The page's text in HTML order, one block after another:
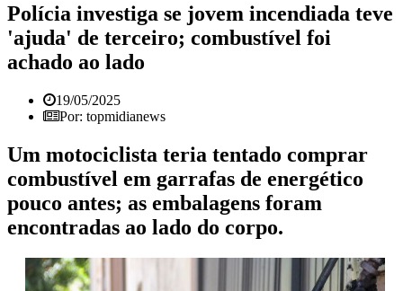
Polícia investiga se jovem incendiada teve
'ajuda' de terceiro; combustível foi
achado ao lado
19/05/2025
Por: topmidianews
Um motociclista teria tentado comprar
combustível em garrafas de energético
pouco antes; as embalagens foram
encontradas ao lado do corpo.